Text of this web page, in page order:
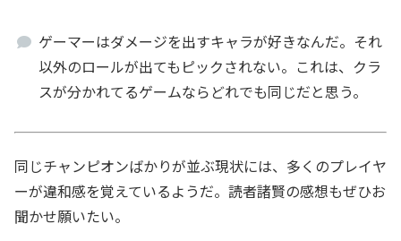
ゲーマーはダメージを出すキャラが好きなんだ。それ
以外のロールが出てもピックされない。これは、クラ
スが分かれてるゲームならどれでも同じだと思う。
同じチャンピオンばかりが並ぶ現状には、多くのプレイヤ
ーが違和感を覚えているようだ。読者諸賢の感想もぜひお
聞かせ願いたい。